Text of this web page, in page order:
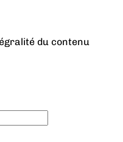
du contenu